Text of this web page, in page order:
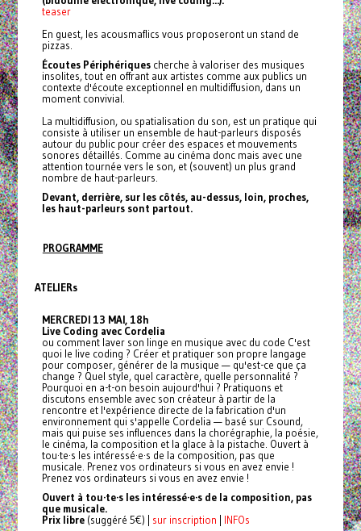
teaser
En guest, les acousmaflics vous proposeront un stand de
pizzas.
Écoutes Périphériquescherche à valoriser des musiques
insolites, tout en offrant aux artistes comme aux publics un
contexte d'écoute exceptionnel en multidiffusion, dans un
moment convivial.
La multidiffusion, ou spatialisation du son, est un pratique qui
consiste à utiliser un ensemble de haut-parleurs disposés
autour du public pour créer des espaces et mouvements
sonores détaillés. Comme au cinéma donc mais avec une
attention tournée vers le son, et (souvent) un plus grand
nombre de haut-parleurs.
Devant, derrière, sur les côtés, au-dessus, loin, proches,
les haut-parleurs sont partout.
PROGRAMME
ATELIERs
MERCREDI 13 MAI, 18h
Live Coding avec Cordelia
ou comment laver son linge en musique avec du code C'est
quoi le live coding ? Créer et pratiquer son propre langage
pour composer, générer de la musique — qu'est-ce que ça
change ? Quel style, quel caractère, quelle personnalité ?
Pourquoi en a-t-on besoin aujourd'hui ? Pratiquons et
discutons ensemble avec son créateur à partir de la
rencontre et l'expérience directe de la fabrication d'un
environnement qui s'appelle Cordelia — basé sur Csound,
mais qui puise ses influences dans la chorégraphie, la poésie,
le cinéma, la composition et la glace à la pistache. Ouvert à
tou·te·s les intéressé·e·s de la composition, pas que
musicale. Prenez vos ordinateurs si vous en avez envie !
Prenez vos ordinateurs si vous en avez envie !
Ouvert à tou·te·s les intéressé·e·s de la composition, pas
que musicale.
Prix libre(suggéré 5€) | sur inscription | INFOs